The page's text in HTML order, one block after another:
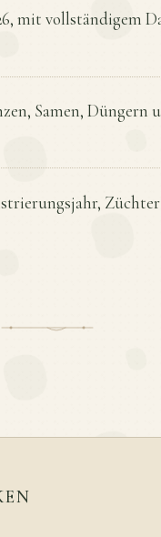
mit vollständigem
Samen, Düngern